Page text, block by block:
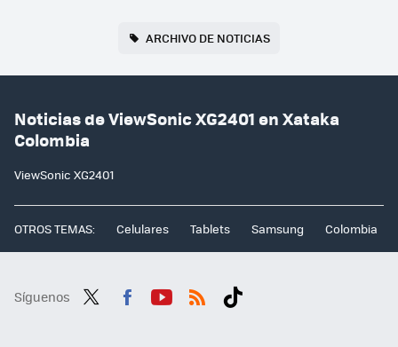
ARCHIVO DE NOTICIAS
Noticias de ViewSonic XG2401 en Xataka
Colombia
ViewSonic XG2401
OTROS TEMAS: Celulares Tablets Samsung Colombia
Síguenos